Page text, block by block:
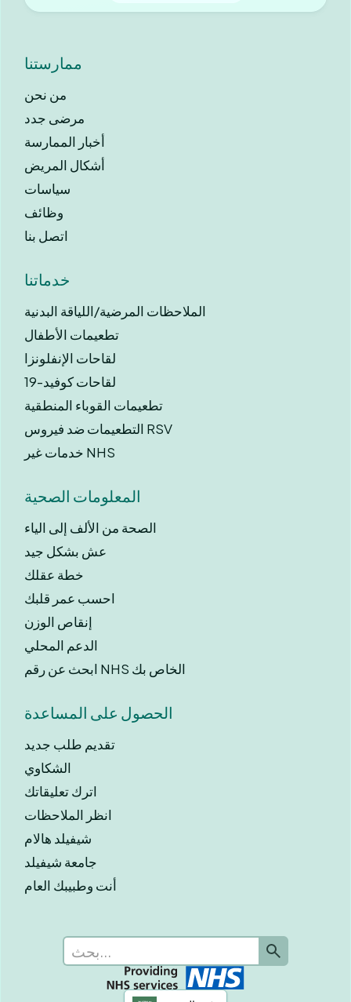
ممارستنا
من نحن
مرضى جدد
أخبار الممارسة
أشكال المريض
سياسات
وظائف
اتصل بنا
خدماتنا
الملاحظات المرضية/اللياقة البدنية
تطعيمات الأطفال
لقاحات الإنفلونزا
لقاحات كوفيد-19
تطعيمات القوباء المنطقية
التطعيمات ضد فيروس RSV
خدمات غير NHS
المعلومات الصحية
الصحة من الألف إلى الياء
عش بشكل جيد
خطة عقلك
احسب عمر قلبك
إنقاص الوزن
الدعم المحلي
ابحث عن رقم NHS الخاص بك
الحصول على المساعدة
تقديم طلب جديد
الشكاوي
اترك تعليقاتك
انظر الملاحظات
شيفيلد هالام
جامعة شيفيلد
أنت وطبيبك العام